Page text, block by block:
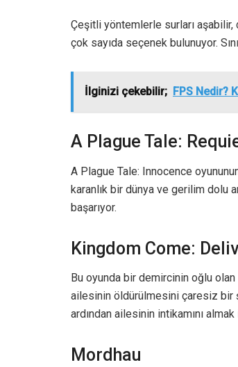
Çeşitli yöntemlerle surları
çok sayıda seçenek bulunuyor.
İlginizi çekebilir; FPS Nedir?
A Plague Tale:
A Plague Tale: Innocence
karanlık bir dünya ve gerilim dolu
başarıyor.
Kingdom Come:
Bu oyunda bir demircinin oğlu
ailesinin öldürülmesini çaresiz bir
ardından ailesinin intikamını
Mordhau